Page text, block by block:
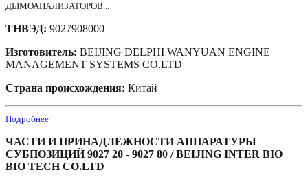
ДЫМОАНАЛИЗАТОРОВ...
ТНВЭД: 9027908000
Изготовитель: BEIJING DELPHI WANYUAN ENGINE
MANAGEMENT SYSTEMS CO.LTD
Страна происхождения: Китай
Подробнее
ЧАСТИ И ПРИНАДЛЕЖНОСТИ АППАРАТУРЫ
СУБПОЗИЦИЙ 9027 20 - 9027 80 / BEIJING INTER BIO
BIO TECH CO.LTD